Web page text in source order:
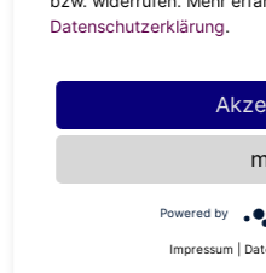
echt gute Idee. Hab
Zusammenarbeit am Ende
Das tut dir als
gut
Ecstatic Dance, Action
Datenschutzerklärung.
Powered by
Impressum